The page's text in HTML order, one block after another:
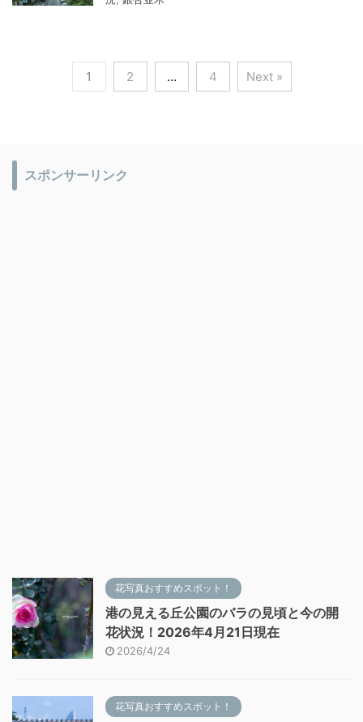
1 2 … 4 Next »
スポンサーリンク
花写真おすすめスポット！
港の見える丘公園のバラの見頃と今の開
花状況！2026年4月21日現在
2026/4/24
花写真おすすめスポット！